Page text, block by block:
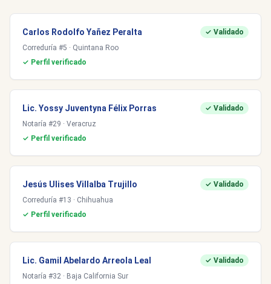
Carlos Rodolfo Yañez Peralta
✓ Validado
Correduría #5 · Quintana Roo
✓ Perfil verificado
Lic. Yossy Juventyna Félix Porras
✓ Validado
Notaría #29 · Veracruz
✓ Perfil verificado
Jesús Ulises Villalba Trujillo
✓ Validado
Correduría #13 · Chihuahua
✓ Perfil verificado
Lic. Gamil Abelardo Arreola Leal
✓ Validado
Notaría #32 · Baja California Sur